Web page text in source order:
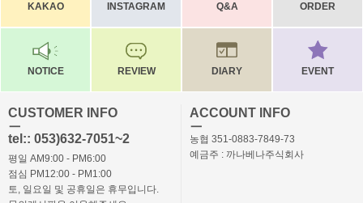
KAKAO INSTAGRAM Q&A ORDER
NOTICE REVIEW DIARY EVENT
CUSTOMER INFO
ㅡ
tel:: 053)632-7051~2
평일 AM9:00 - PM6:00
점심 PM12:00 - PM1:00
토, 일요일 및 공휴일은 휴무입니다.
ACCOUNT INFO
ㅡ
농협 351-0883-7849-73
예금주 : 까나베나주식회사